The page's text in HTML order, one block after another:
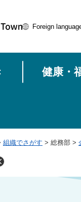
Foreign
健康・
組織でさがす > 総務部 >